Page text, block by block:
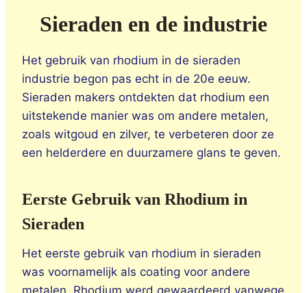
Sieraden en de industrie
Het gebruik van rhodium in de sieraden
industrie begon pas echt in de 20e eeuw.
Sieraden makers ontdekten dat rhodium een
uitstekende manier was om andere metalen,
zoals witgoud en zilver, te verbeteren door ze
een helderdere en duurzamere glans te geven.
Eerste Gebruik van Rhodium in
Sieraden
Het eerste gebruik van rhodium in sieraden
was voornamelijk als coating voor andere
metalen. Rhodium werd gewaardeerd vanwege